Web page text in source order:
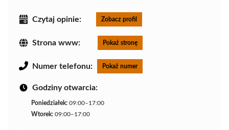
Czytaj opinie: Zobacz profil
Strona www: Pokaż stronę
Numer telefonu: Pokaż numer
Godziny otwarcia:
Poniedziałek: 09:00–17:00
Wtorek: 09:00–17:00